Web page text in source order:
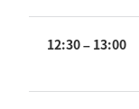
12:30 – 13:00